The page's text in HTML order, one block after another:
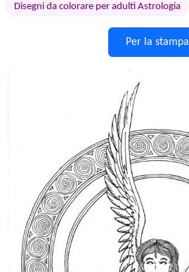
Disegni da colorare per adulti Astrologia
Per la stampa